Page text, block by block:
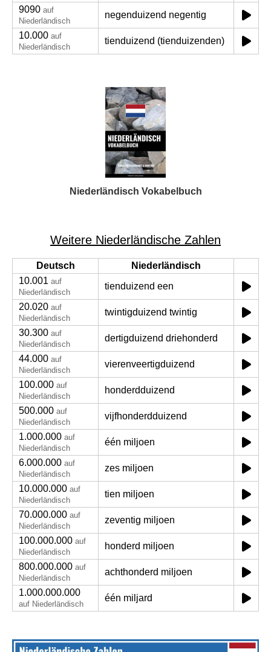
9090 auf
Niederländisch
negenduizend negentig
10.000 auf
Niederländisch
tienduizend (tienduizenden)
Niederländisch Vokabelbuch
Weitere Niederländische Zahlen
Deutsch
Niederländisch
10.001 auf
Niederländisch
tienduizend een
20.020 auf
Niederländisch
twintigduizend twintig
30.300 auf
Niederländisch
dertigduizend driehonderd
44.000 auf
Niederländisch
vierenveertigduizend
100.000 auf
Niederländisch
honderdduizend
500.000 auf
Niederländisch
vijfhonderdduizend
1.000.000 auf
Niederländisch
één miljoen
6.000.000 auf
Niederländisch
zes miljoen
10.000.000 auf
Niederländisch
tien miljoen
70.000.000 auf
Niederländisch
zeventig miljoen
100.000.000 auf
Niederländisch
honderd miljoen
800.000.000 auf
Niederländisch
achthonderd miljoen
1.000.000.000
auf Niederländisch
één miljard